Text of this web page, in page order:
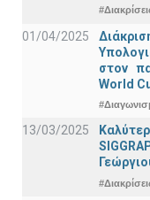
01/04/2025
στον
World
13/03/2025